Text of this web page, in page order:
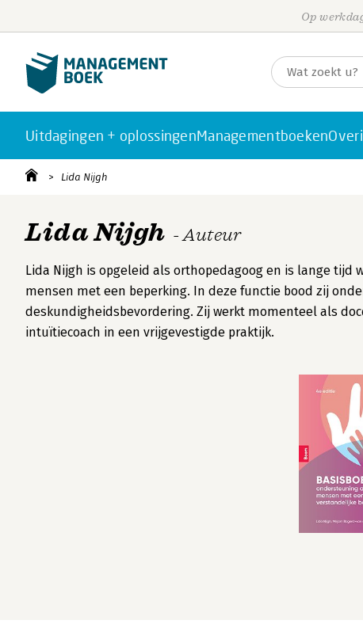
Op
Uitdagingen + oplossingenManagementboeken
Lida Nijgh
Lida Nijgh - Auteur
Lida Nijgh is opgeleid als orthopedagoog en is lange tijd
mensen met een beperking. In deze functie bood zij
deskundigheidsbevordering. Zij werkt momenteel als
intuïtiecoach in een vrijgevestigde praktijk.